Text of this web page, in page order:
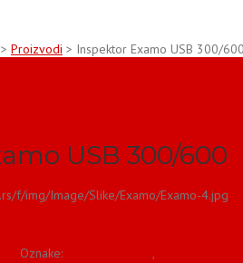
> Proizvodi > Inspektor Examo USB 300/600
USB 300/600
Oznake: ,